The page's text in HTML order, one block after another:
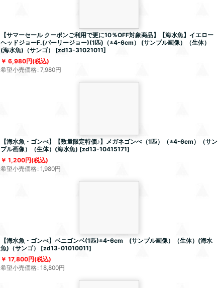
【サマーセール クーポンご利用で更に10％OFF対象商品】【海水魚】イエロー
ヘッドジョーF.(パーリージョー)(1匹)（±4-6cm） (サンプル画像）（生体）
(海水魚)（サンゴ）
[zd13-31021011]
6,980円(税込)
希望小売価格: 7,980円
【海水魚・ゴンべ】【数量限定特価♪】メガネゴンべ（1匹）（±4-6cm）（サン
プル画像）（生体）(海水魚) [zd13-10415171]
1,200円(税込)
希望小売価格: 1,980円
【海水魚・ゴンべ】ベニゴンベ(1匹)±4-6cm (サンプル画像）（生体）(海水
魚)（サンゴ）
[zd13-01010011]
17,800円(税込)
希望小売価格: 18,800円